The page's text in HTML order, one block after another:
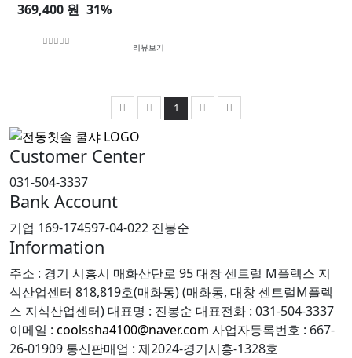
369,400 원 31%
리뷰보기
1
Customer Center
031-504-3337
Bank Account
기업 169-174597-04-022 진봉순
Information
주소 : 경기 시흥시 매화산단로 95 대창 센트럴 M플렉스 지
식산업센터 818,819호(매화동) (매화동, 대창 센트럴M플렉
스 지식산업센터)대표명 : 진봉순 대표전화 : 031-504-3337
이메일 : coolssha4100@naver.com 사업자등록번호 : 667-
26-01909 통신판매업 : 제2024-경기시흥-1328호